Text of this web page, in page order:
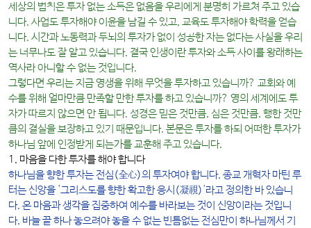
세상의 법칙은 투자 없는 소득은 없음을 우리에게 분명히 가르쳐 주고 있습
니다. 사업도 투자해야 이윤을 남길 수 있고, 교육도 투자해야 학력을 얻습
니다. 시간과 노동력과 두뇌의 투자가 없이 성공한 자는 없다는 사실을 우리
는 너무나도 잘 알고 있습니다. 결국 인생이란 투자와 소득 사이를 왕래하는
역사라 아니할 수 없는 것입니다.
그렇다면 우리는 지금 영생을 위해 무엇을 투자하고 있습니까? 교회와 예
수를 위해 얼마만큼 만족할 만한 투자를 하고 있습니까? 영의 세계에도 투
자가 따르지 않으면 안 됩니다. 성경은 믿은 것만큼, 심은 것만큼, 행한 것만
큼의 결실을 보장하고 있기 때문입니다. 본문은 투자를 하되 어떠한 투자가
하나님 앞에 인정받게 되는가를 교훈해 주고 있습니다.
1. 마음을 다한 투자를 해야 합니다
하나님을 향한 투자는전심(全心)의 투자여야 합니다. 종교 개혁자 마틴 루
터는 신앙을 '그리스도를 향한 확고한 응시(凝視)'라고 정의한 바 있습니
다. 온 마음과 생각을 집중하여 예수를 바라보는 것이 신앙이라는 것입니
다. 바늘 끝 하나 놓으려야 놓을 수 없는 빈틈없는 전심만이 하나님께서 기